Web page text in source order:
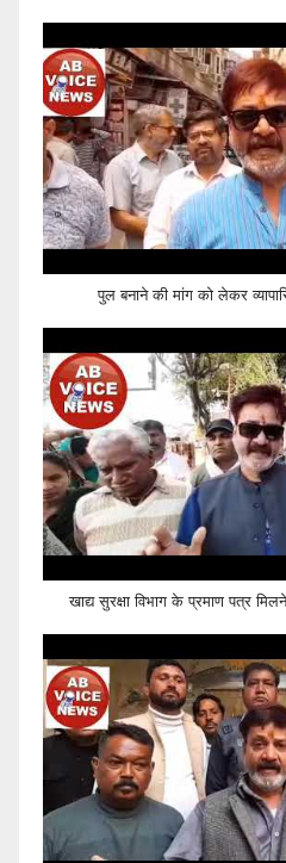
पुल बनाने की मांग को लेकर
खाद्य सुरक्षा विभाग के प्रमाण पत्र